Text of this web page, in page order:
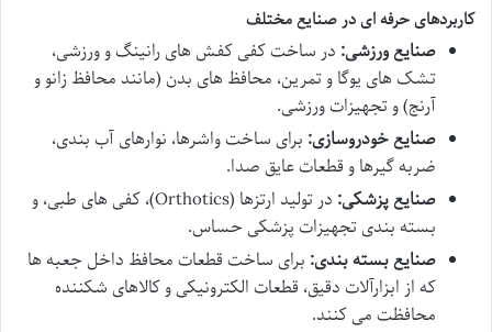
کاربردهای حرفه ای در صنایع مختلف
صنایع ورزشی: در ساخت کفی کفش های رانینگ و ورزشی،
تشک های یوگا و تمرین، محافظ های بدن (مانند محافظ زانو و
آرنج) و تجهیزات ورزشی.
صنایع خودروسازی: برای ساخت واشرها، نوارهای آب بندی،
ضربه گیرها و قطعات عایق صدا.
صنایع پزشکی:
در تولید ارتزها (Orthotics)، کفی های طبی، و
بسته بندی تجهیزات پزشکی حساس.
صنایع بسته بندی: برای ساخت قطعات محافظ داخل جعبه ها
که از ابزارآلات دقیق، قطعات الکترونیکی و کالاهای شکننده
محافظت می کنند.